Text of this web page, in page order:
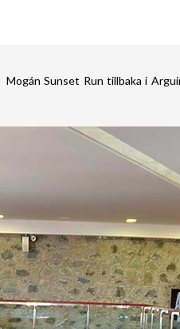
Mogán Sunset Run tillbaka i